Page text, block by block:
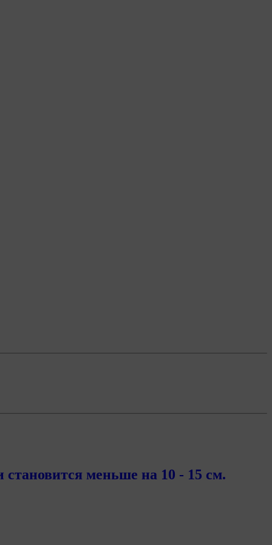
меньше на 10 - 15 см.